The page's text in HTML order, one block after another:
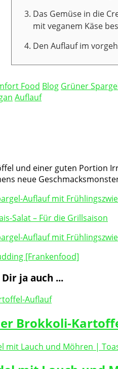
Das Gemüse in die
mit veganem Käse
Den Auflauf im
Food Blog Grüner
Auflauf
und einer guten Portion
neue
Salat – Für die Grillsaison
[Frankenfood]
ja auch ...
Brokkoli-